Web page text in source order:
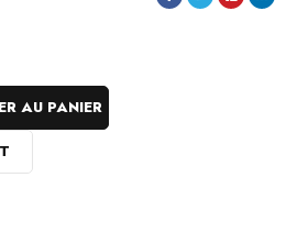
AU PANIER